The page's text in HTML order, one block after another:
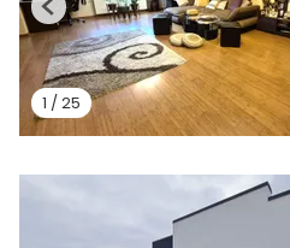
1 /25
Previous